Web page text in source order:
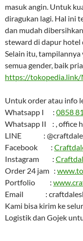
masuk angin. Untuk
diragukan lagi. Hal ini
dan mudah
steward di dapur hotel
Selain itu, tampilannya
semua gender, baik
https://
Untuk order atau info
Whatsapp I : 0858
Whatsapp II : , office
LINE : @craftdale
Facebook :
Instagram :
Order 24 jam :
Portfolio :
Email :
Kami bisa kirim ke
Logistik dan Gojek